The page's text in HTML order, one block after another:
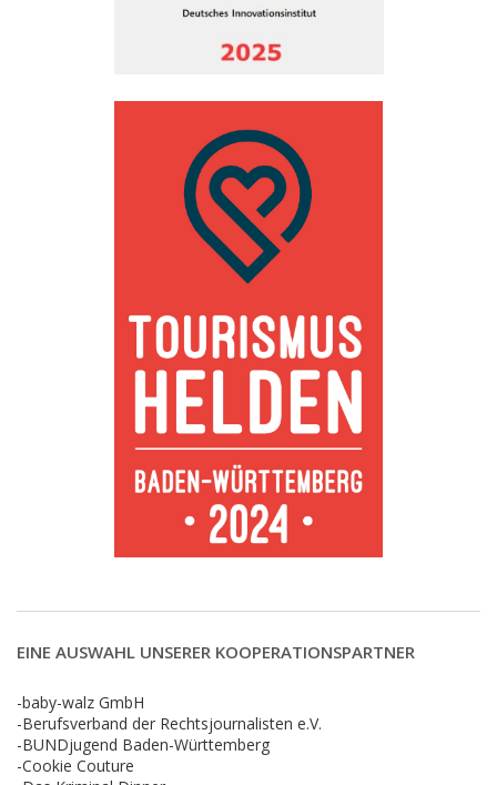
EINE AUSWAHL UNSERER KOOPERATIONSPARTNER
-baby-walz GmbH
-Berufsverband der Rechtsjournalisten e.V.
-BUNDjugend Baden-Württemberg
-Cookie Couture